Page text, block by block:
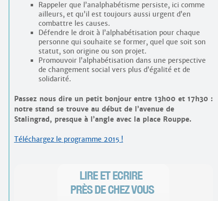
Rappeler que l’analphabétisme persiste, ici comme
ailleurs, et qu’il est toujours aussi urgent d’en
combattre les causes.
Défendre le droit à l’alphabétisation pour chaque
personne qui souhaite se former, quel que soit son
statut, son origine ou son projet.
Promouvoir l’alphabétisation dans une perspective
de changement social vers plus d’égalité et de
solidarité.
Passez nous dire un petit bonjour entre 13h00 et 17h30 :
notre stand se trouve au début de l’avenue de
Stalingrad, presque à l’angle avec la place Rouppe.
Téléchargez le programme 2015 !